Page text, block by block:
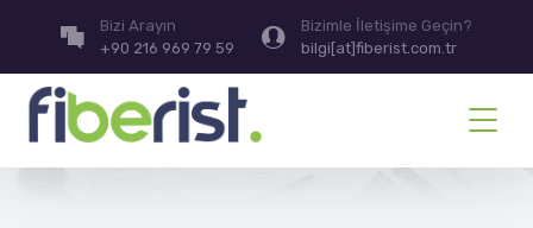
Bizi Arayın
+90 216 969 79 59
Bizimle İletişime Geçin?
bilgi[at]fiberist.com.tr